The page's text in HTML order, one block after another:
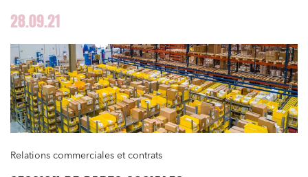
28.09.21
Relations commerciales et contrats
Urbanisme et aménagement
Banque finance et assurance
Droit des sociétés et Fusions-Acquisitions